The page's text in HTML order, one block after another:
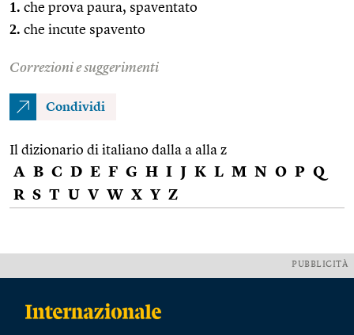
1. che prova paura, spaventato
2. che incute spavento
Correzioni e suggerimenti
Condividi
Il dizionario di italiano dalla a alla z
A B C D E F G H I J K L M N O P Q
R S T U V W X Y Z
PUBBLICITÀ